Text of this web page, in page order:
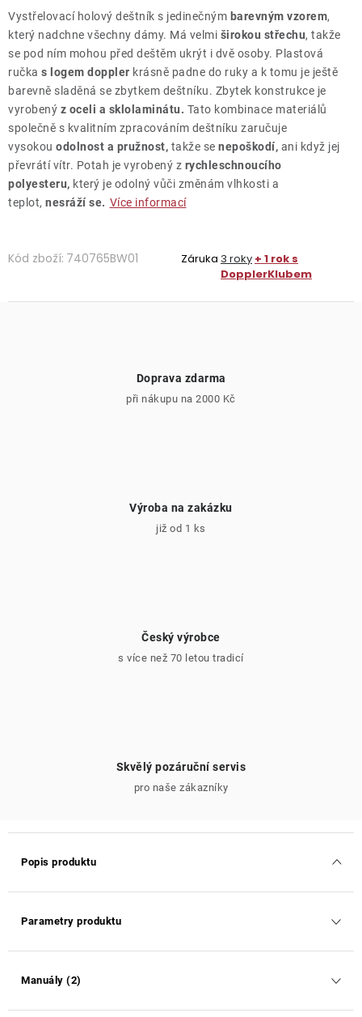
Vystřelovací holový deštník s jedinečným barevným vzorem,
který nadchne všechny dámy. Má velmi širokou střechu, takže
se pod ním mohou před deštěm ukrýt i dvě osoby. Plastová
ručka s logem doppler krásně padne do ruky a k tomu je ještě
barevně sladěná se zbytkem deštníku. Zbytek konstrukce je
vyrobený z oceli a sklolaminátu. Tato kombinace materiálů
společně s kvalitním zpracováním deštníku zaručuje
vysokou odolnost a pružnost, takže se nepoškodí, ani když jej
převrátí vítr. Potah je vyrobený z rychleschnoucího
polyesteru, který je odolný vůči změnám vlhkosti a
teplot, nesráží se. Více informací
Kód zboží: 740765BW01 Záruka 3 roky + 1 rok s
DopplerKlubem
Doprava zdarma
při nákupu na 2000 Kč
Výroba na zakázku
již od 1 ks
Český výrobce
s více než 70 letou tradicí
Skvělý pozáruční servis
pro naše zákazníky
Popis produktu
Parametry produktu
Manuály (2)